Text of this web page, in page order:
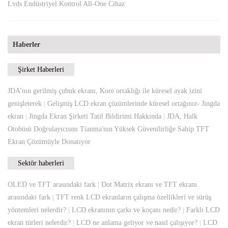
Lvds Endüstriyel Kontrol All-One Cihaz
Haberler
Şirket Haberleri
JDA’nın gerilmiş çubuk ekranı, Kore ortaklığı ile küresel ayak izini
genişleterek | Gelişmiş LCD ekran çözümlerinde küresel ortağınız- Jingda
ekran | Jingda Ekran Şirketi Tatil Bildirimi Hakkında | JDA, Halk
Otobüsü Doğrulayıcısını Tianma'nın Yüksek Güvenilirliğe Sahip TFT
Ekran Çözümüyle Donatıyor
Sektör haberleri
OLED ve TFT arasındaki fark | Dot Matrix ekranı ve TFT ekranı
arasındaki fark | TFT renk LCD ekranların çalışma özellikleri ve sürüş
yöntemleri nelerdir? | LCD ekranının çarkı ve koçanı nedir? | Farklı LCD
ekran türleri nelerdir? | LCD ne anlama geliyor ve nasıl çalışıyor? | LCD